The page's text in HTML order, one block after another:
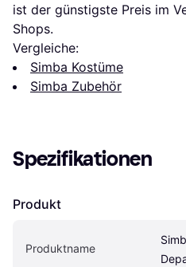
ist der günstigste Preis im
Shops.
Vergleiche:
Simba Kostüme
Simba Zubehör
Spezifikationen
Produkt
Produktname